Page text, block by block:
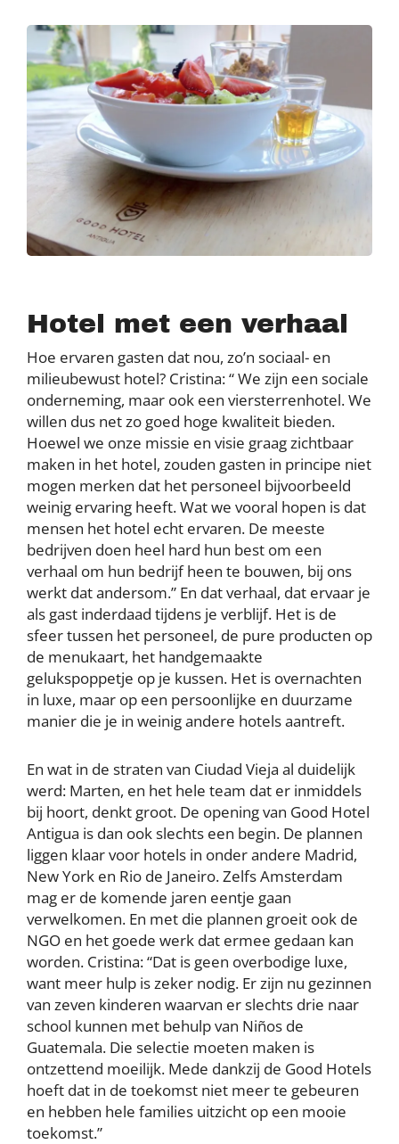
Hotel met een verhaal
Hoe ervaren gasten dat nou, zo’n sociaal- en
milieubewust hotel? Cristina: “ We zijn een sociale
onderneming, maar ook een viersterrenhotel. We
willen dus net zo goed hoge kwaliteit bieden.
Hoewel we onze missie en visie graag zichtbaar
maken in het hotel, zouden gasten in principe niet
mogen merken dat het personeel bijvoorbeeld
weinig ervaring heeft. Wat we vooral hopen is dat
mensen het hotel echt ervaren. De meeste
bedrijven doen heel hard hun best om een
verhaal om hun bedrijf heen te bouwen, bij ons
werkt dat andersom.” En dat verhaal, dat ervaar je
als gast inderdaad tijdens je verblijf. Het is de
sfeer tussen het personeel, de pure producten op
de menukaart, het handgemaakte
gelukspoppetje op je kussen. Het is overnachten
in luxe, maar op een persoonlijke en duurzame
manier die je in weinig andere hotels aantreft.
En wat in de straten van Ciudad Vieja al duidelijk
werd: Marten, en het hele team dat er inmiddels
bij hoort, denkt groot. De opening van Good Hotel
Antigua is dan ook slechts een begin. De plannen
liggen klaar voor hotels in onder andere Madrid,
New York en Rio de Janeiro. Zelfs Amsterdam
mag er de komende jaren eentje gaan
verwelkomen. En met die plannen groeit ook de
NGO en het goede werk dat ermee gedaan kan
worden. Cristina: “Dat is geen overbodige luxe,
want meer hulp is zeker nodig. Er zijn nu gezinnen
van zeven kinderen waarvan er slechts drie naar
school kunnen met behulp van Niños de
Guatemala. Die selectie moeten maken is
ontzettend moeilijk. Mede dankzij de Good Hotels
hoeft dat in de toekomst niet meer te gebeuren
en hebben hele families uitzicht op een mooie
toekomst.”